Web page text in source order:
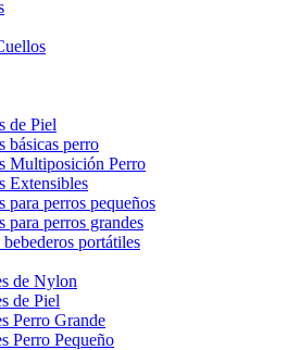
de Piel
básicas perro
Multiposición Perro
Extensibles
para perros pequeños
para perros grandes
portátiles
de Nylon
de Piel
Perro Grande
Perro Pequeño